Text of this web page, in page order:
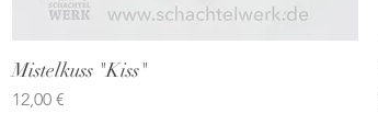
Schnellansicht
Mistelkuss "Kiss"
Preis
12,00 €